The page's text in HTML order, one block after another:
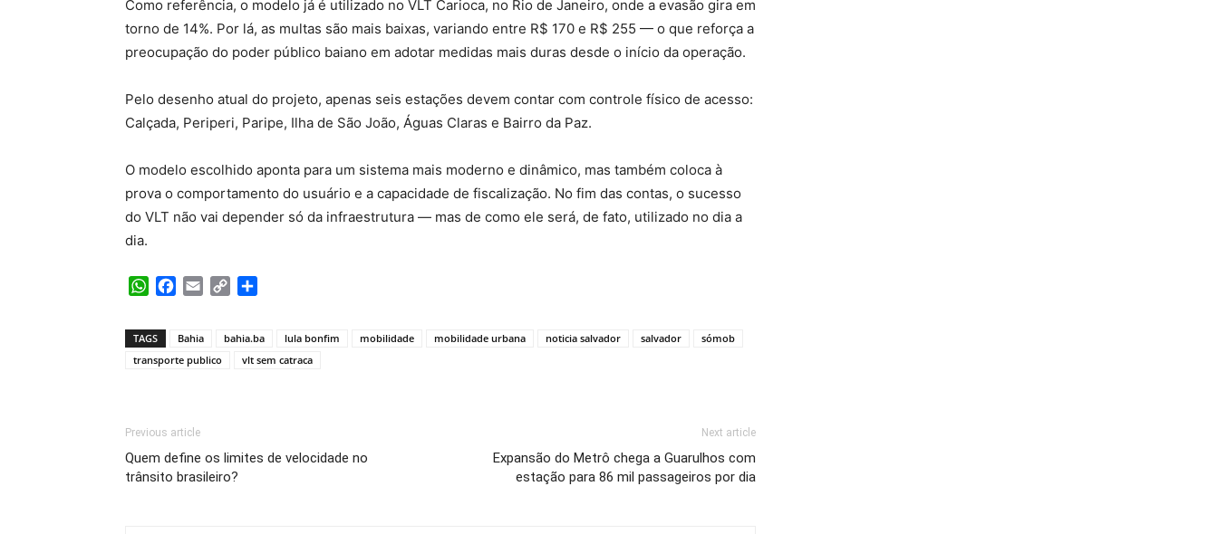
Como referência, o modelo já é utilizado no VLT Carioca, no Rio de Janeiro, onde a evasão gira em
torno de 14%. Por lá, as multas são mais baixas, variando entre R$ 170 e R$ 255 — o que reforça a
preocupação do poder público baiano em adotar medidas mais duras desde o início da operação.
Pelo desenho atual do projeto, apenas seis estações devem contar com controle físico de acesso:
Calçada, Periperi, Paripe, Ilha de São João, Águas Claras e Bairro da Paz.
O modelo escolhido aponta para um sistema mais moderno e dinâmico, mas também coloca à
prova o comportamento do usuário e a capacidade de fiscalização. No fim das contas, o sucesso
do VLT não vai depender só da infraestrutura — mas de como ele será, de fato, utilizado no dia a
dia.
WhatsApp
Facebook
Email Copy
TAGS Bahia bahia.ba lula bonfim mobilidade mobilidade urbana noticia salvador salvador
sómob
transporte publico
vlt sem catraca
Previous article
Quem define os limites de velocidade no
trânsito brasileiro?
Next article
Expansão do Metrô chega a Guarulhos com
estação para 86 mil passageiros por dia